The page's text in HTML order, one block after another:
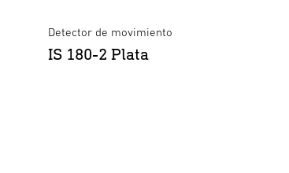
Detector de movimiento
IS 180-2 Plata